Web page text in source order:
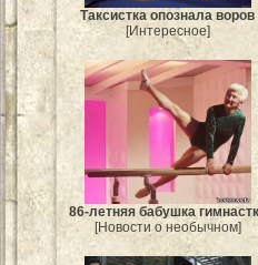
Таксистка опознала воров
[Интересное]
86-летняя бабушка
[Новости о необычном]